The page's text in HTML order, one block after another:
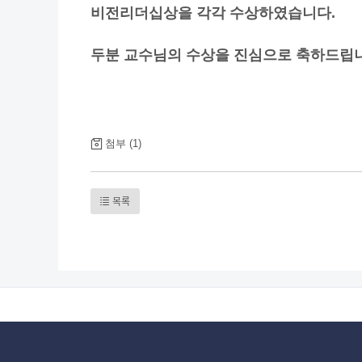
비전리더십상을 각각 수상하였습니다.
두분 교수님의 수상을 진심으로 축하드립
첨부 (1)
목록